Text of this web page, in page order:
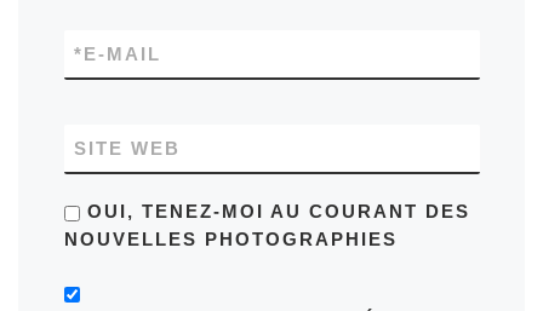
E-MAIL
*
SITE WEB
OUI, TENEZ-MOI AU COURANT DES
NOUVELLES PHOTOGRAPHIES